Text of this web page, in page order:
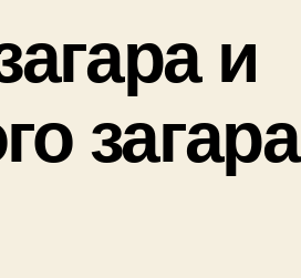
и
загара